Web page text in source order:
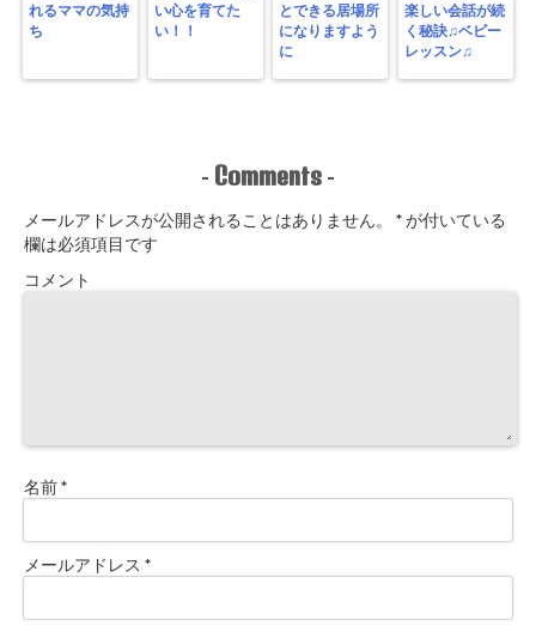
れるママの気持
ち
い心を育てた
い！！
とできる居場所
になりますよう
に
楽しい会話が続
く秘訣♫ベビー
レッスン♫
- Comments -
メールアドレスが公開されることはありません。 *が付いている
欄は必須項目です
コメント
名前*
メールアドレス *